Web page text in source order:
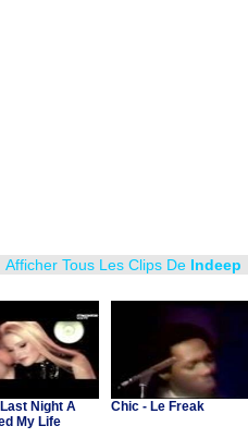
Tous Les Clips De Indeep
Night A
My Life
Chic - Le Freak